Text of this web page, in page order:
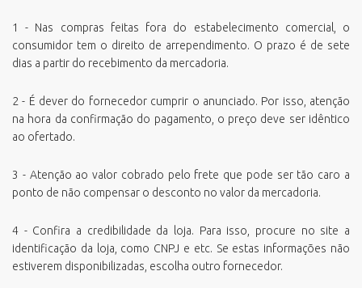
1 - Nas compras feitas fora do estabelecimento comercial, o
consumidor tem o direito de arrependimento. O prazo é de sete
dias a partir do recebimento da mercadoria.
2 - É dever do fornecedor cumprir o anunciado. Por isso, atenção
na hora da confirmação do pagamento, o preço deve ser idêntico
ao ofertado.
3 - Atenção ao valor cobrado pelo frete que pode ser tão caro a
ponto de não compensar o desconto no valor da mercadoria.
4 - Confira a credibilidade da loja. Para isso, procure no site a
identificação da loja, como CNPJ e etc. Se estas informações não
estiverem disponibilizadas, escolha outro fornecedor.